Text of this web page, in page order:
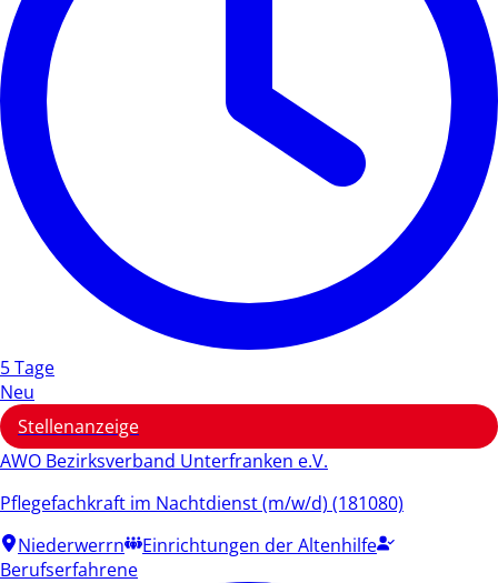
5 Tage
Neu
Stellenanzeige
AWO Bezirksverband Unterfranken e.V.
Pflegefachkraft im Nachtdienst (m/w/d) (181080)
Niederwerrn
Einrichtungen der Altenhilfe
Berufserfahrene